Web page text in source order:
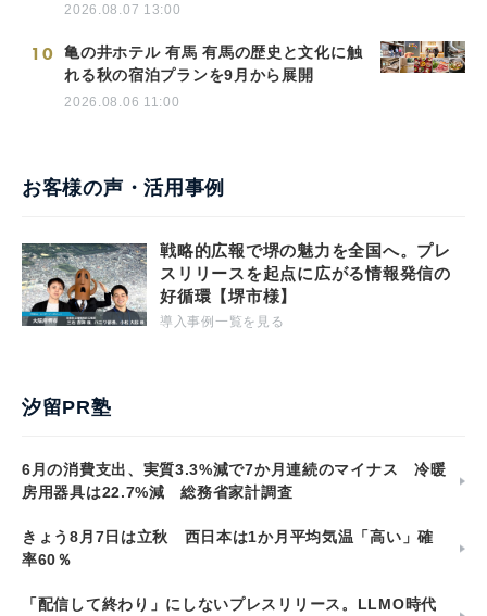
2026.08.07 13:00
10
亀の井ホテル 有馬 有馬の歴史と文化に触
れる秋の宿泊プランを9月から展開
2026.08.06 11:00
お客様の声・活用事例
戦略的広報で堺の魅力を全国へ。プレ
スリリースを起点に広がる情報発信の
好循環【堺市様】
導入事例一覧を見る
汐留PR塾
6月の消費支出、実質3.3%減で7か月連続のマイナス 冷暖
房用器具は22.7%減 総務省家計調査
きょう8月7日は立秋 西日本は1か月平均気温「高い」確
率60％
「配信して終わり」にしないプレスリリース。LLMO時代